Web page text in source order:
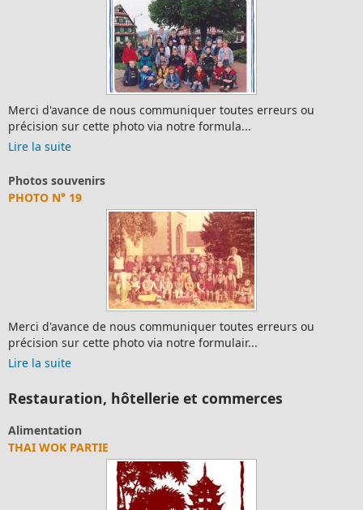
Merci d'avance de nous communiquer toutes erreurs ou
précision sur cette photo via notre formula...
Lire la suite
Photos souvenirs
PHOTO N° 19
Merci d'avance de nous communiquer toutes erreurs ou
précision sur cette photo via notre formulair...
Lire la suite
Restauration, hôtellerie et commerces
Alimentation
THAI WOK PARTIE